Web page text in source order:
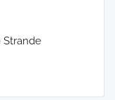
Strande